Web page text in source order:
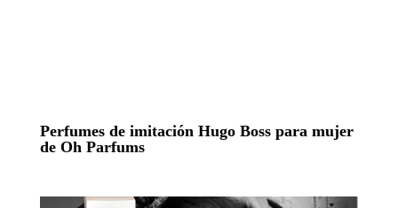
Perfumes de imitación Hugo Boss para mujer
de Oh Parfums